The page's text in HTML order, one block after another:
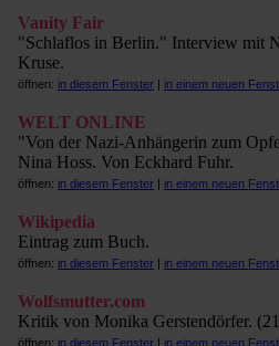
Vanity Fair
"Schlaflos in Berlin." Interview mit
Kruse.
öffnen: in diesem Fenster | in einem neuen
WELT ONLINE
"Von der Nazi-Anhängerin zum
Nina Hoss. Von Eckhard Fuhr.
öffnen: in diesem Fenster | in einem neuen
Wikipedia
Eintrag zum Buch.
öffnen: in diesem Fenster | in einem neuen
Wolfsmutter.com
Kritik von Monika Gerstendörfer.
öffnen: in diesem Fenster | in einem neuen